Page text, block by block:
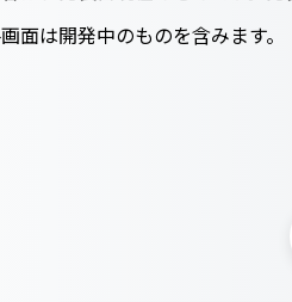
面は開発中のものを含みます。